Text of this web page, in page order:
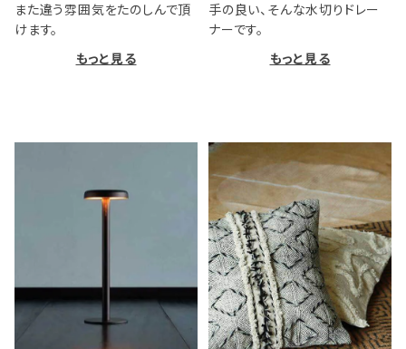
また違う雰囲気をたのしんで頂
けます。
もっと見る
手の良い、そんな水切りドレー
ナーです。
もっと見る